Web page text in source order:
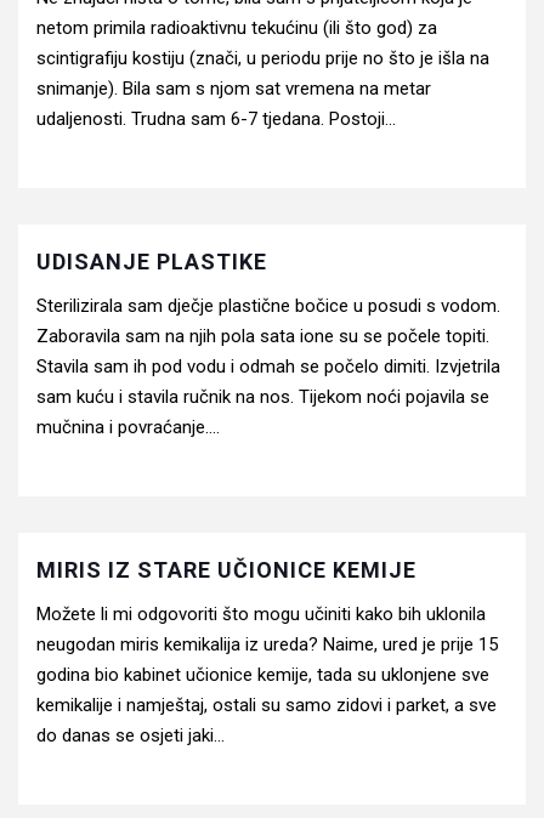
netom primila radioaktivnu tekućinu (ili što god) za
scintigrafiju kostiju (znači, u periodu prije no što je išla na
snimanje). Bila sam s njom sat vremena na metar
udaljenosti. Trudna sam 6-7 tjedana. Postoji...
UDISANJE PLASTIKE
Sterilizirala sam dječje plastične bočice u posudi s vodom.
Zaboravila sam na njih pola sata ione su se počele topiti.
Stavila sam ih pod vodu i odmah se počelo dimiti. Izvjetrila
sam kuću i stavila ručnik na nos. Tijekom noći pojavila se
mučnina i povraćanje....
MIRIS IZ STARE UČIONICE KEMIJE
Možete li mi odgovoriti što mogu učiniti kako bih uklonila
neugodan miris kemikalija iz ureda? Naime, ured je prije 15
godina bio kabinet učionice kemije, tada su uklonjene sve
kemikalije i namještaj, ostali su samo zidovi i parket, a sve
do danas se osjeti jaki...